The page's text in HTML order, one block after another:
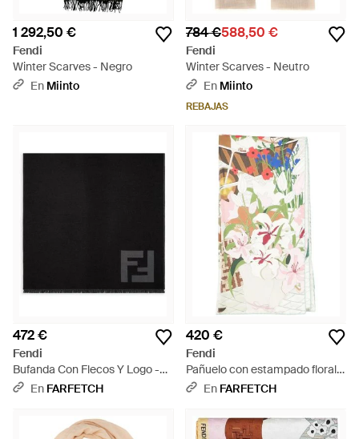
1 292,50 €
Fendi
Winter Scarves - Negro
En Miinto
784 €588,50 €
Fendi
Winter Scarves - Neutro
En Miinto
REBAJAS
472 €
Fendi
Bufanda Con Flecos Y Logo -
Negro
En FARFETCH
420 €
Fendi
Pañuelo con estampado floral -
Blanco
En FARFETCH